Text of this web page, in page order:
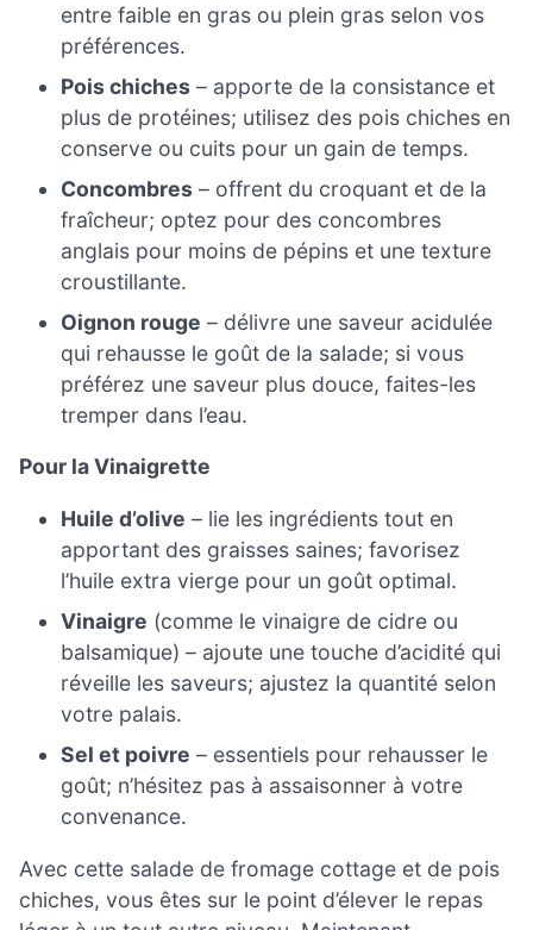
entre faible en gras ou plein gras selon vos
préférences.
Pois chiches – apporte de la consistance et
plus de protéines; utilisez des pois chiches en
conserve ou cuits pour un gain de temps.
Concombres – offrent du croquant et de la
fraîcheur; optez pour des concombres
anglais pour moins de pépins et une texture
croustillante.
Oignon rouge – délivre une saveur acidulée
qui rehausse le goût de la salade; si vous
préférez une saveur plus douce, faites-les
tremper dans l’eau.
Pour la Vinaigrette
Huile d’olive – lie les ingrédients tout en
apportant des graisses saines; favorisez
l’huile extra vierge pour un goût optimal.
Vinaigre (comme le vinaigre de cidre ou
balsamique) – ajoute une touche d’acidité qui
réveille les saveurs; ajustez la quantité selon
votre palais.
Sel et poivre – essentiels pour rehausser le
goût; n’hésitez pas à assaisonner à votre
convenance.
Avec cette salade de fromage cottage et de pois
chiches, vous êtes sur le point d’élever le repas